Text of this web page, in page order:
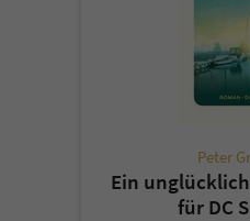
Peter
Ein
für DC